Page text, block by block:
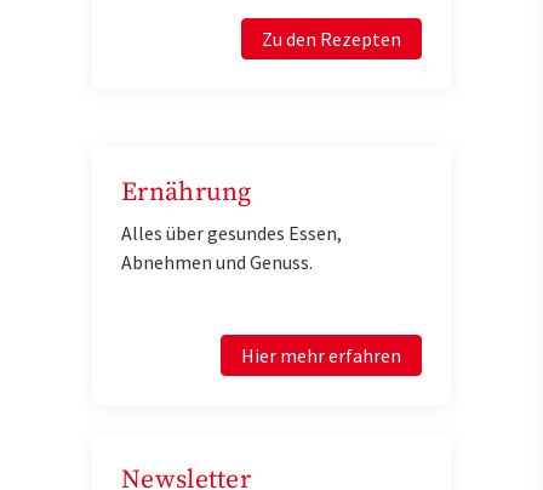
Zu den Rezepten
Ernährung
Alles über gesundes Essen,
Abnehmen und Genuss.
Hier mehr erfahren
Newsletter